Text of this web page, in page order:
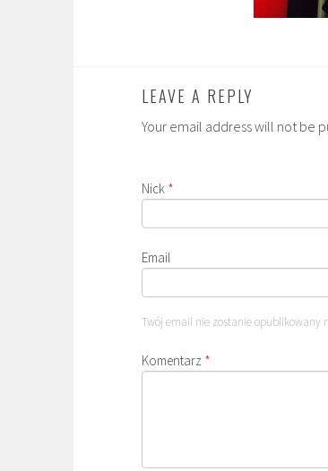
LEAVE A REPLY
Your email address will not be
Nick *
Email
Twój email nie zostanie opublikowany
Komentarz *